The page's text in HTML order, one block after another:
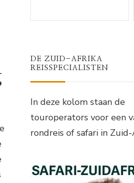
DE ZUID-AFRIKA
REISSPECIALISTEN
In deze kolom staan de
touroperators voor een
rondreis of safari in